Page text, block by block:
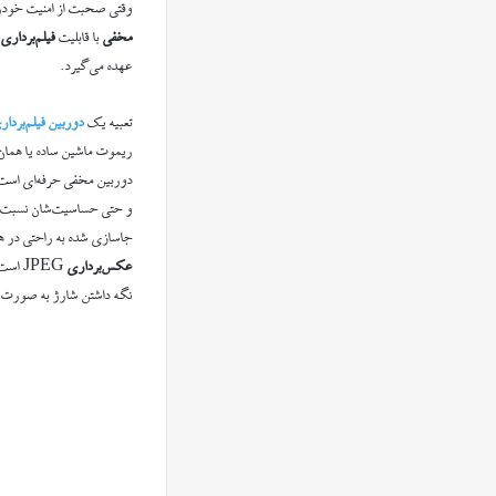
وقتی صحبت از امنیت
مخفیبا قابلیتفیلم‌برداری
عهده می‌گیرد.
تعبیه یکدوربین
ریموت ماشین ساده یا
دوربین مخفی حرفه‌ای
و حتی حساسیت‌شان نسبت
جاسازی شده به راحتی در همه جا
عکس‌برداری
نگه داشتن شارژ به